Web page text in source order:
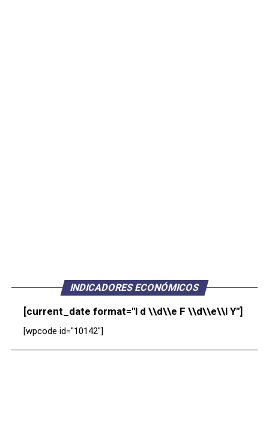
INDICADORES ECONÓMICOS
[current_date format="l d \\d\\e F \\d\\e\\l Y"]
[wpcode id="10142"]